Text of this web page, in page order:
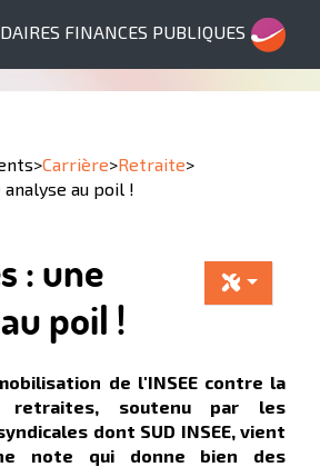
FINANCES PUBLIQUES
>Carrière>Retraite>
au poil !
: une
poil !
de l'INSEE contre la
retraites, soutenu par les
dont SUD INSEE, vient
note qui donne bien des